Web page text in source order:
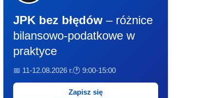
JPK bez błędów – różnice
bilansowo-podatkowe w
praktyce
📅 11-12.08.2026 r.🕐 9:00-15:00
Zapisz się